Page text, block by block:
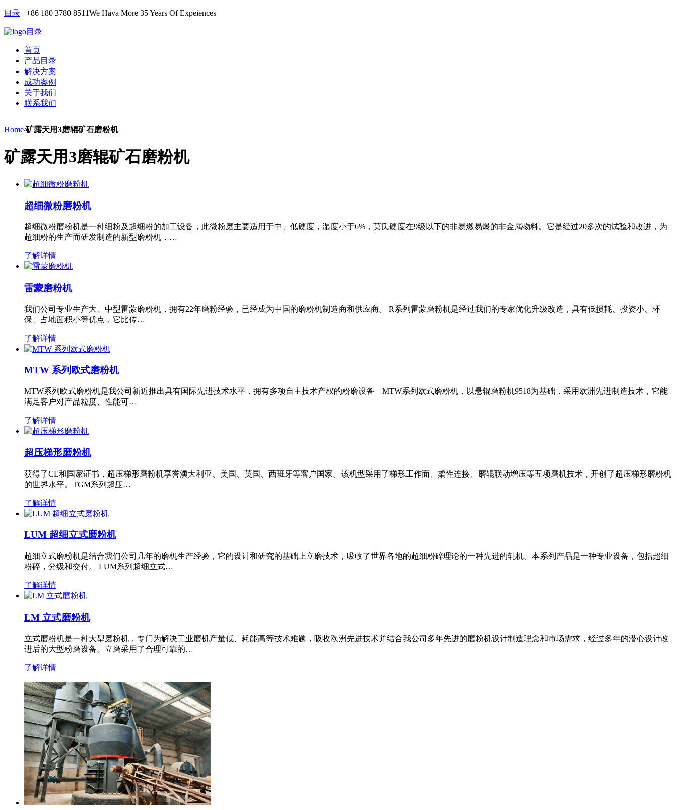
目录 +86 180 3780 8511We Hava More 35 Years Of Expeiences
目录
首页
产品目录
解决方案
成功案例
关于我们
联系我们
Home/矿露天用3磨辊矿石磨粉机
矿露天用3磨辊矿石磨粉机
超细微粉磨粉机
超细微粉磨粉机是一种细粉及超细粉的加工设备，此微粉磨主要适用于中、低硬度，湿度小于6%，莫氏硬度在9级以下的非易燃易爆的非金属物料。它是经过20多次的试验和改进，为
超细粉的生产而研发制造的新型磨粉机，…
了解详情
雷蒙磨粉机
我们公司专业生产大、中型雷蒙磨粉机，拥有22年磨粉经验，已经成为中国的磨粉机制造商和供应商。 R系列雷蒙磨粉机是经过我们的专家优化升级改造，具有低损耗、投资小、环
保、占地面积小等优点，它比传…
了解详情
MTW 系列欧式磨粉机
MTW系列欧式磨粉机是我公司新近推出具有国际先进技术水平，拥有多项自主技术产权的粉磨设备—MTW系列欧式磨粉机，以悬辊磨粉机9518为基础，采用欧洲先进制造技术，它能
满足客户对产品粒度、性能可…
了解详情
超压梯形磨粉机
获得了CE和国家证书，超压梯形磨粉机享誉澳大利亚、美国、英国、西班牙等客户国家。该机型采用了梯形工作面、柔性连接、磨辊联动增压等五项磨机技术，开创了超压梯形磨粉机
的世界水平。TGM系列超压…
了解详情
LUM 超细立式磨粉机
超细立式磨粉机是结合我们公司几年的磨机生产经验，它的设计和研究的基础上立磨技术，吸收了世界各地的超细粉碎理论的一种先进的轧机。本系列产品是一种专业设备，包括超细
粉碎，分级和交付。 LUM系列超细立式…
了解详情
LM 立式磨粉机
立式磨粉机是一种大型磨粉机，专门为解决工业磨机产量低、耗能高等技术难题，吸收欧洲先进技术并结合我公司多年先进的磨粉机设计制造理念和市场需求，经过多年的潜心设计改
进后的大型粉磨设备。立磨采用了合理可靠的…
了解详情